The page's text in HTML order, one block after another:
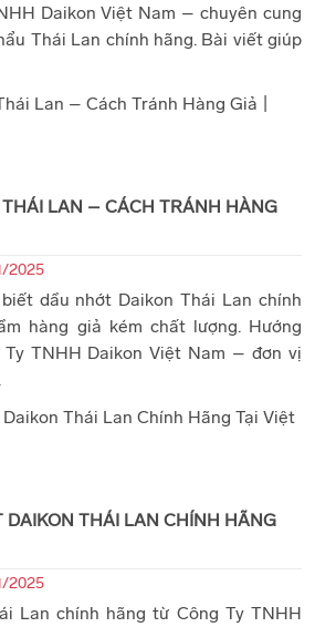
Daikon Việt Nam – chuyên cung
Thái Lan chính hãng. Bài viết giúp
LAN – CÁCH TRÁNH HÀNG
2025
dầu nhớt Daikon Thái Lan chính
hàng giả kém chất lượng. Hướng
TNHH Daikon Việt Nam – đơn vị
DAIKON THÁI LAN CHÍNH HÃNG
2025
Lan chính hãng từ Công Ty TNHH